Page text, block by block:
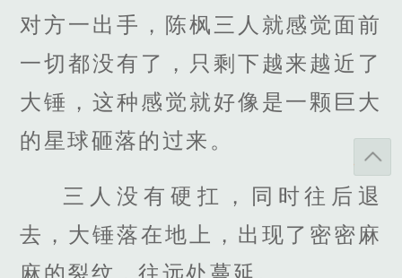
对方一出手，陈枫三人就感觉面前
一切都没有了，只剩下越来越近了
大锤，这种感觉就好像是一颗巨大
的星球砸落的过来。
三人没有硬扛，同时往后退
去，大锤落在地上，出现了密密麻